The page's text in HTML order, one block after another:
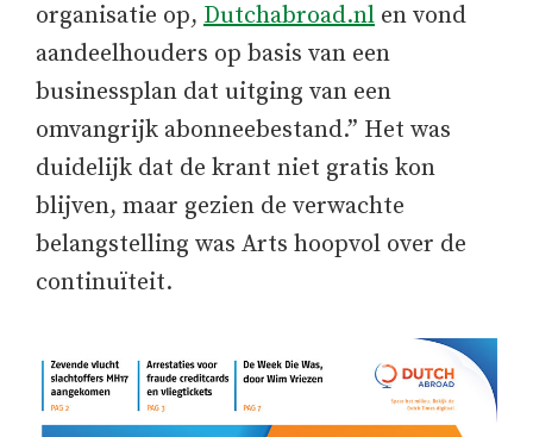
organisatie op, Dutchabroad.nl en vond
aandeelhouders op basis van een
businessplan dat uitging van een
omvangrijk abonneebestand.” Het was
duidelijk dat de krant niet gratis kon
blijven, maar gezien de verwachte
belangstelling was Arts hoopvol over de
continuïteit.